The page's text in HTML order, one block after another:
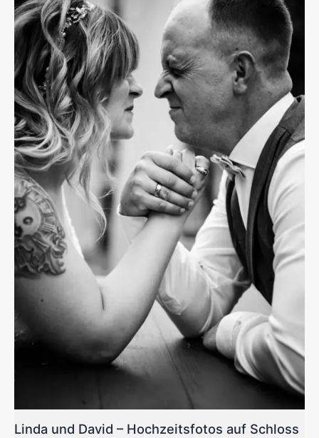
Linda und David – Hochzeitsfotos auf Schloss